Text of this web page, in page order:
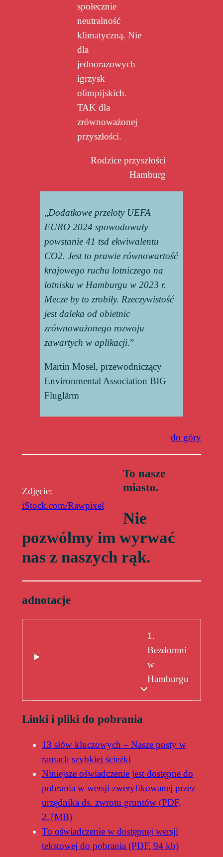
społecznie
neutralność
klimatyczną. Nie
dla
jednorazowych
igrzysk
olimpijskich.
TAK dla
zrównoważonej
przyszłości.
Rodzice przyszłości
Hamburg
„Dodatkowe przeloty UEFA
EURO 2024 spowodowały
powstanie 41 tsd ekwiwalentu
CO2. Jest to prawie równowartość
krajowego ruchu lotniczego na
lotnisku w Hamburgu w 2023 r.
Mecze by to zrobiły. Rzeczywistość
jest daleka od obietnic
zrównoważonego rozwoju
zawartych w aplikacji.”
Martin Mosel, przewodniczący
Environmental Association BIG
Fluglärm
do góry
Zdjęcie:
iStock.com/Rawpixel
To nasze
miasto.
Nie
pozwólmy im wyrwać
nas z naszych rąk.
adnotacje
1.
Bezdomni
w
Hamburgu
Linki i pliki do pobrania
13 słów kluczowych – Nasze posty w
ramach szybkiej ścieżki
Niniejsze oświadczenie jest dostępne do
pobrania w wersji zweryfikowanej przez
urzędnika ds. zwrotu gruntów (PDF,
2.7MB)
To oświadczenie w dostępnej wersji
tekstowej do pobrania (PDF, 94 kb)